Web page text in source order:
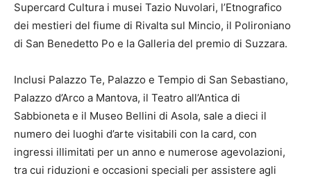
Supercard Cultura i musei Tazio Nuvolari, l’Etnografico
dei mestieri del fiume di Rivalta sul Mincio, il Polironiano
di San Benedetto Po e la Galleria del premio di Suzzara.
Inclusi Palazzo Te, Palazzo e Tempio di San Sebastiano,
Palazzo d’Arco a Mantova, il Teatro all’Antica di
Sabbioneta e il Museo Bellini di Asola, sale a dieci il
numero dei luoghi d’arte visitabili con la card, con
ingressi illimitati per un anno e numerose agevolazioni,
tra cui riduzioni e occasioni speciali per assistere agli